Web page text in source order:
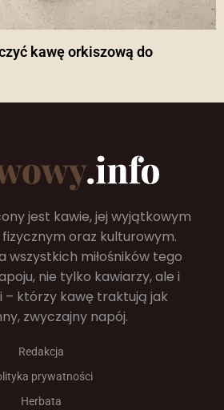
kawę orkiszową do
jest kawie, jej wyjątkowym
fizycznym oraz kulturowym.
wszystkich miłośników tego
nie tylko kawiarzy, ale i
– którzy kawę traktują jak
zwyczajny napój.
Redakcja
prywatności
Herbata